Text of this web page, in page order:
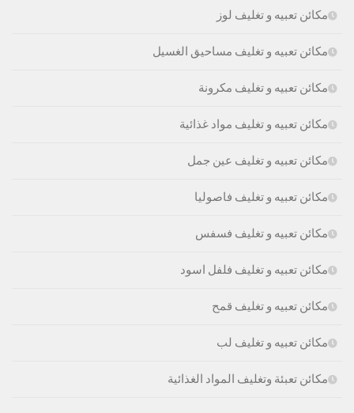
مكائن تعبيه و تغليف لوز
مكائن تعبيه و تغليف مساحيق الغسيل
مكائن تعبيه و تغليف مكرونة
مكائن تعبيه و تغليف مواد غذائية
مكائن تعبيه و تغليف عين جمل
مكائن تعبيه و تغليف فاصوليا
مكائن تعبيه و تغليف فسفس
مكائن تعبيه و تغليف فلفل اسود
مكائن تعبيه و تغليف قمح
مكائن تعبيه و تغليف لب
مكائن تعبئة وتغليف المواد الغذائية